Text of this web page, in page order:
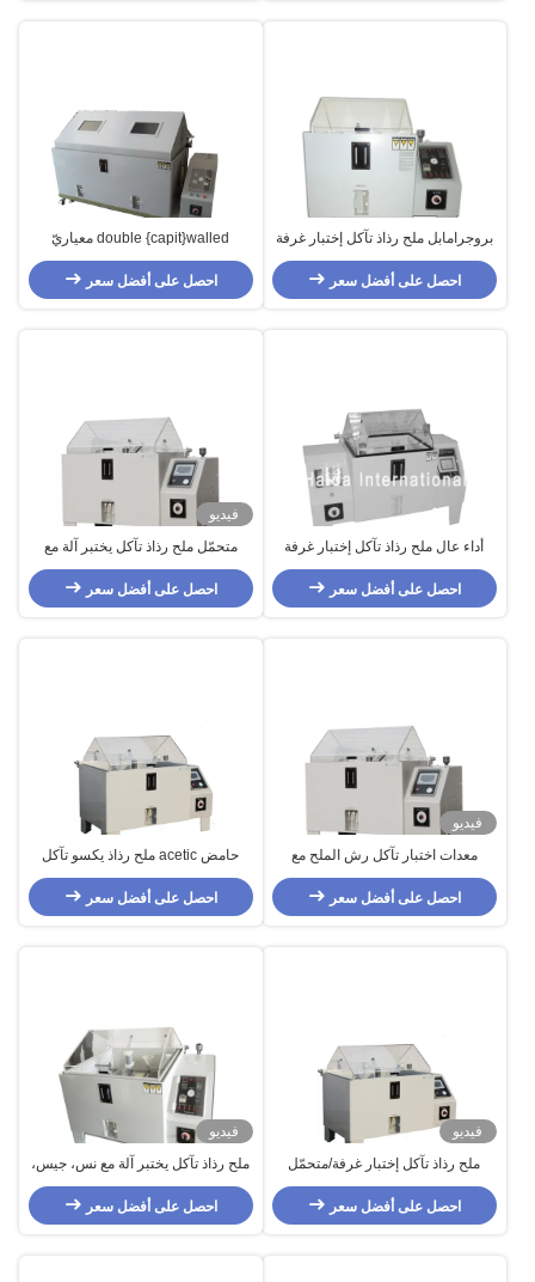
بروجرامابل ملح رذاذ تآكل إختبار غرفة
مع نس أسس إختبار، كاس اختبار
احصل على أفضل سعر
double {capit}walled معياريّ
بلاستيك pvc تآكل يختبر آلة لملح رذاذ
احصل على أفضل سعر
أداء عال ملح رذاذ تآكل إختبار غرفة
HD-E808-60A معياريّ
احصل على أفضل سعر
فيديو
متحمّل ملح رذاذ تآكل يختبر آلة مع
يستعصي pvc بناء/anti-corrosion
احصل على أفضل سعر
فيديو
معدات اختبار تآكل رش الملح مع
التحكم في الحواسيب الصغيرة ،
ومكافحة التآكل
احصل على أفضل سعر
حامض acetic ملح رذاذ يكسو تآكل
يختبر غرفة, high-temperature
احصل على أفضل سعر
فيديو
ملح رذاذ تآكل إختبار غرفة/متحمّل
يستعصي pvc anti-Corrosion يختبر
تجهيز
احصل على أفضل سعر
فيديو
ملح رذاذ تآكل يختبر آلة مع نس، جيس،
إسو، أستم، سي إختبار معيار
احصل على أفضل سعر